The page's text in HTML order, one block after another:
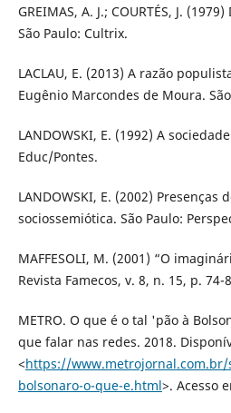
GREIMAS, A. J.; COURTÉS, J.
São Paulo: Cultrix.
LACLAU, E. (2013) A razão
Eugênio Marcondes de Moura.
LANDOWSKI, E. (1992) A
Educ/Pontes.
LANDOWSKI, E. (2002) Presenças
sociossemiótica. São Paulo:
MAFFESOLI, M. (2001) “O
Revista Famecos, v. 8, n. 15, p. 74-
METRO. O que é o tal 'pão à
que falar nas redes. 2018.
<https://
bolsonaro-o-que-e.html>. Acesso